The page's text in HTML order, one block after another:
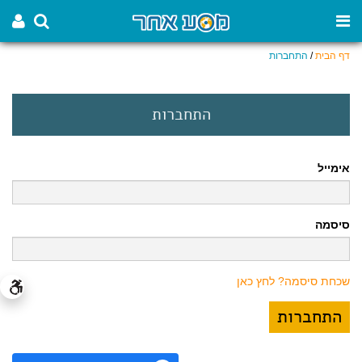
דף הבית/ התחברות
התחברות
אימייל
סיסמה
שכחת סיסמה? לחץ כאן